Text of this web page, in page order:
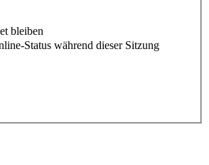
bleiben
Status während dieser Sitzung